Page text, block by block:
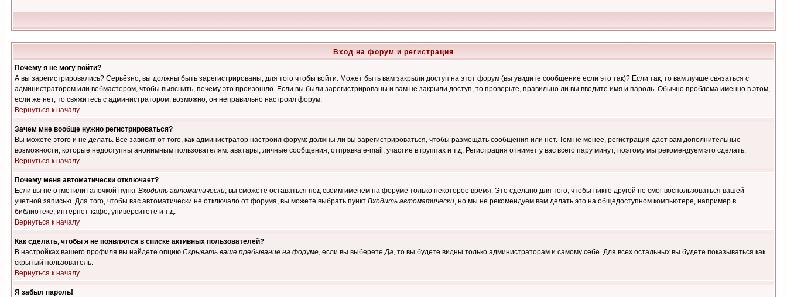
Вход на форум и регистрация
Почему я не могу войти?
А вы зарегистрировались? Серьёзно, вы должны быть зарегистрированы, для того чтобы войти. Может быть вам закрыли доступ на этот форум (вы увидите сообщение если это так)? Если так, то вам лучше связаться с
администратором или вебмастером, чтобы выяснить, почему это произошло. Если вы были зарегистрированы и вам не закрыли доступ, то проверьте, правильно ли вы вводите имя и пароль. Обычно проблема именно в этом,
если же нет, то свяжитесь с администратором, возможно, он неправильно настроил форум.
Вернуться к началу
Зачем мне вообще нужно регистрироваться?
Вы можете этого и не делать. Всё зависит от того, как администратор настроил форум: должны ли вы зарегистрироваться, чтобы размещать сообщения или нет. Тем не менее, регистрация дает вам дополнительные
возможности, которые недоступны анонимным пользователям: аватары, личные сообщения, отправка e-mail, участие в группах и т.д. Регистрация отнимет у вас всего пару минут, поэтому мы рекомендуем это сделать.
Вернуться к началу
Почему меня автоматически отключает?
Если вы не отметили галочкой пункт Входить автоматически, вы сможете оставаться под своим именем на форуме только некоторое время. Это сделано для того, чтобы никто другой не смог воспользоваться вашей
учетной записью. Для того, чтобы вас автоматически не отключало от форума, вы можете выбрать пункт Входить автоматически, но мы не рекомендуем вам делать это на общедоступном компьютере, например в
библиотеке, интернет-кафе, университете и т.д.
Вернуться к началу
Как сделать, чтобы я не появлялся в списке активных пользователей?
В настройках вашего профиля вы найдете опцию Скрывать ваше пребывание на форуме, если вы выберетеДа, то вы будете видны только администраторам и самому себе. Для всех остальных вы будете показываться как
скрытый пользователь.
Вернуться к началу
Я забыл пароль!